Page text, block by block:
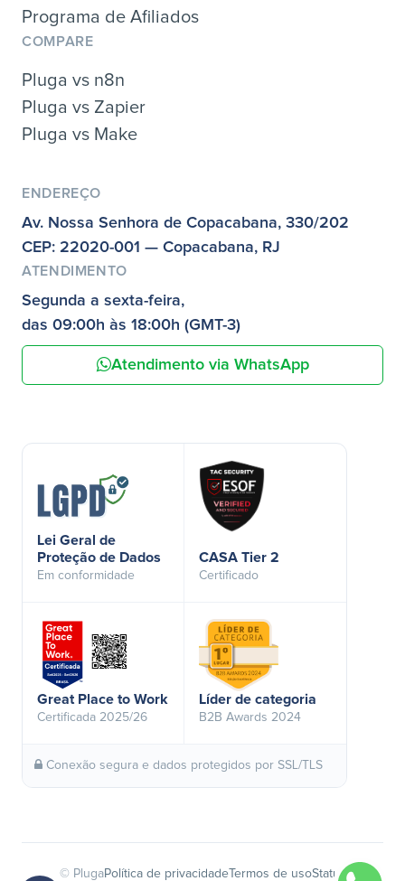
Programa de Afiliados
COMPARE
Pluga vs n8n
Pluga vs Zapier
Pluga vs Make
ENDEREÇO
Av. Nossa Senhora de Copacabana, 330/202
CEP: 22020-001 — Copacabana, RJ
ATENDIMENTO
Segunda a sexta-feira,
das 09:00h às 18:00h (GMT-3)
Atendimento via WhatsApp
Lei Geral de
Proteção de Dados
Em conformidade
CASA Tier 2
Certificado
Great Place to Work
Certificada 2025/26
Líder de categoria
B2B Awards 2024
Conexão segura e dados protegidos por SSL/TLS
© PlugaPolítica de privacidadeTermos de usoStatus